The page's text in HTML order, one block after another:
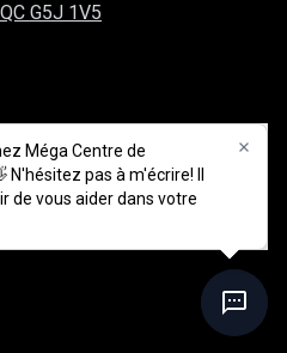
Méga Centre de
N'hésitez pas à m'écrire! Il
de vous aider dans votre
G5J 1V5
Méga Centre de
N'hésitez pas à m'écrire! Il
de vous aider dans votre